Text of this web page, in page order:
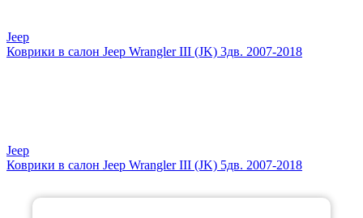
Jeep
Коврики в салон Jeep Wrangler III (JK) 3дв. 2007-2018
Jeep
Коврики в салон Jeep Wrangler III (JK) 5дв. 2007-2018